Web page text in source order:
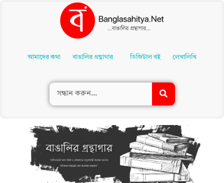
Contentআমাদের কথা বাঙালির গ্রন্থাগার ডিজিটাল বই লেখালিখি